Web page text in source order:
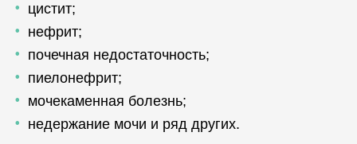
цистит;
нефрит;
почечная недостаточность;
пиелонефрит;
мочекаменная болезнь;
недержание мочи и ряд других.